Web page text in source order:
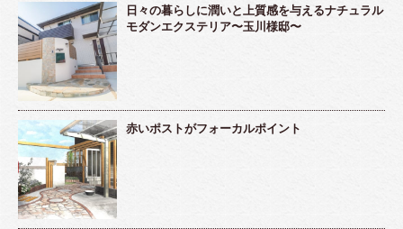
日々の暮らしに潤いと上質感を与えるナチュラル
モダンエクステリア〜玉川様邸〜
赤いポストがフォーカルポイント